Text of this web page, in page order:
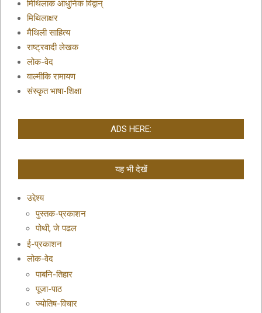
मिथिलाक आधुनिक विद्वान्
मिथिलाक्षर
मैथिली साहित्य
राष्ट्रवादी लेखक
लोक-वेद
वाल्मीकि रामायण
संस्कृत भाषा-शिक्षा
ADS HERE:
यह भी देखें
उद्देश्य
पुस्तक-प्रकाशन
पोथी, जे पढल
ई-प्रकाशन
लोक-वेद
पाबनि-तिहार
पूजा-पाठ
ज्योतिष-विचार